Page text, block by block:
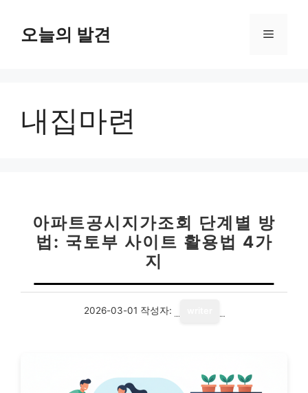
오늘의 발견 메
내집마련
아파트공시지가조회 단계별 방
법: 국토부 사이트 활용법 4가
지
2026-03-01 작성자: